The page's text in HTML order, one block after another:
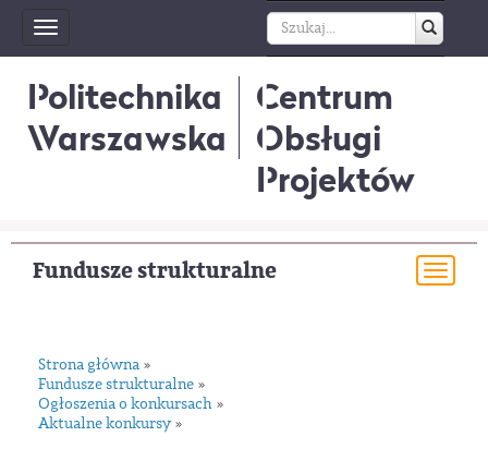
Toggle
navigation
Politechnika
Warszawska
Centrum
Obsługi
Projektów
Fundusze strukturalne
Strona główna »
Fundusze strukturalne »
Ogłoszenia o konkursach »
Aktualne konkursy »